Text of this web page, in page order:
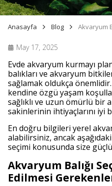
Anasayfa Blog Akvaryum
May 17, 2025
Evde akvaryum kurmayı
balıkları ve akvaryum
sağlamak oldukça
kendine özgü yaşam
sağlıklı ve uzun ömürlü bir
sakinlerinin ihtiyaçlarını iyi
En doğru bilgileri yerel
alabilirsiniz, ancak
seçimi konusunda size
Akvaryum Balığı
Edilmesi